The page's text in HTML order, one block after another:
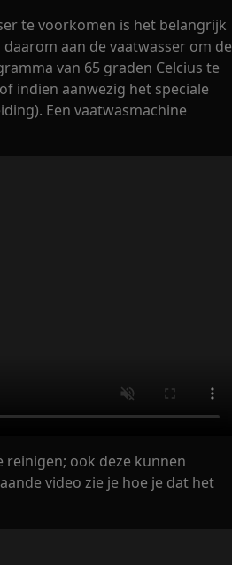
te voorkomen is het belangrijk
aan de vaatwasser om de
van 65 graden Celcius te
indien aanwezig het speciale
Een vaatwasmachine
ook deze kunnen
video zie je hoe je dat het